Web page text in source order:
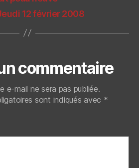
12 février 2008
commentaire
e-mail ne sera pas publiée.
sont indiqués avec *